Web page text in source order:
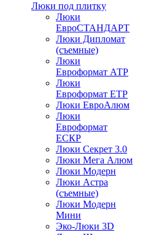
Люки под плитку
Люки
ЕвроСТАНДАРТ
Люки Дипломат
(съемные)
Люки
Евроформат АТР
Люки
Евроформат ЕТР
Люки ЕвроАлюм
Люки
Евроформат
ЕСКР
Люки Секрет 3.0
Люки Мега Алюм
Люки Модерн
Люки Астра
(съемные)
Люки Модерн
Мини
Эко-Люки 3D